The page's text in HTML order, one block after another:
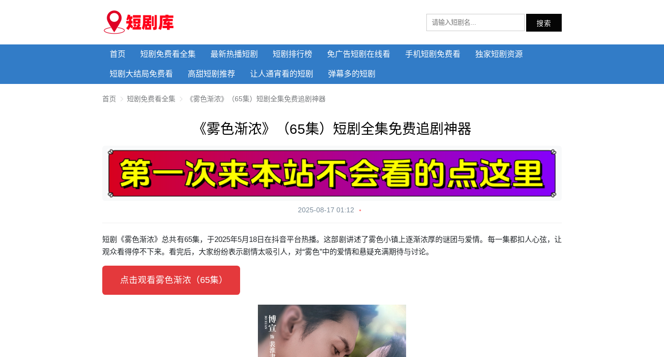
搜索
首页 短剧免费看全集 最新热播短剧 短剧排行榜 免广告短剧在线看 手机短剧免费看 独家短剧资源
短剧大结局免费看 高甜短剧推荐 让人通宵看的短剧 弹幕多的短剧
首页 短剧免费看全集 《雾色渐浓》（65集）短剧全集免费追剧神器
《雾色渐浓》（65集）短剧全集免费追剧神器
2025-08-17 01:12
短剧《雾色渐浓》总共有65集，于2025年5月18日在抖音平台热播。这部剧讲述了雾色小镇上逐渐浓厚的谜团与爱情。每一集都扣人心弦，让
观众看得停不下来。看完后，大家纷纷表示剧情太吸引人，对“雾色”中的爱情和悬疑充满期待与讨论。
点击观看雾色渐浓（65集）